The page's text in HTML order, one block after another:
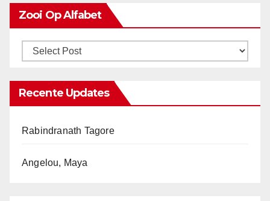
Zooi Op Alfabet
Recente Updates
Rabindranath Tagore
Angelou, Maya